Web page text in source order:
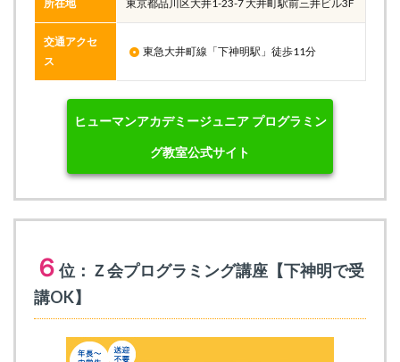
所在地 東京都品川区大井1-23-7 大井町駅前三井ビル3F
交通アクセ
ス
東急大井町線「下神明駅」徒歩11分
ヒューマンアカデミージュニア プログラミン
グ教室公式サイト
６ 位：Ｚ会プログラミング講座【下神明で受
講OK】